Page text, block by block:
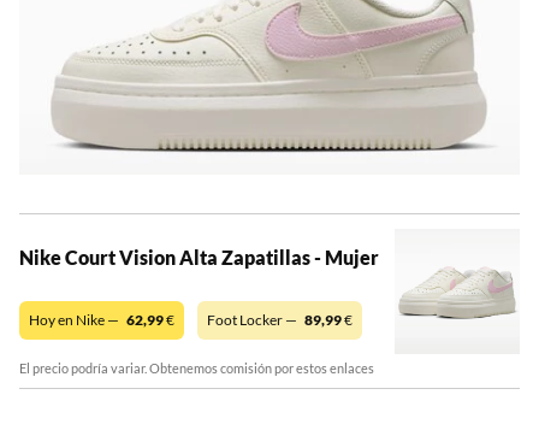
Nike Court Vision Alta Zapatillas - Mujer
Hoy en Nike — 62,99€ Foot Locker — 89,99€
El precio podría variar. Obtenemos comisión por estos enlaces